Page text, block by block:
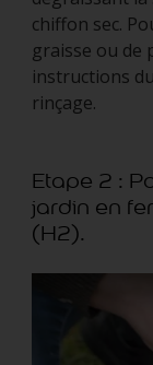
chiffon sec.
graisse ou de
instructions
rinçage.
Etape 2 :
jardin en
(H2).